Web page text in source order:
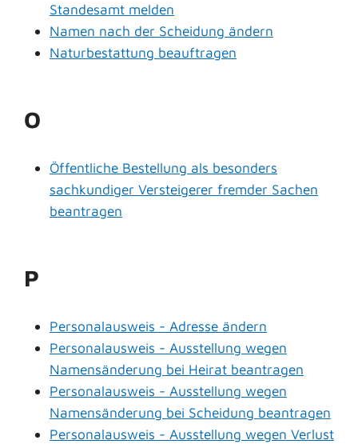
Standesamt melden
Namen nach der Scheidung ändern
Naturbestattung beauftragen
O
Öffentliche Bestellung als besonders
sachkundiger Versteigerer fremder Sachen
beantragen
P
Personalausweis - Adresse ändern
Personalausweis - Ausstellung wegen
Namensänderung bei Heirat beantragen
Personalausweis - Ausstellung wegen
Namensänderung bei Scheidung beantragen
Personalausweis - Ausstellung wegen Verlust